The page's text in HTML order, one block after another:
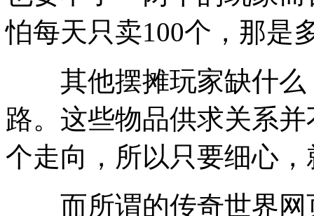
怕每天只卖100个，那是
其他摆摊玩家缺什么
路。这些物品供求关系
个走向，所以只要细心
而所谓的传奇世界网